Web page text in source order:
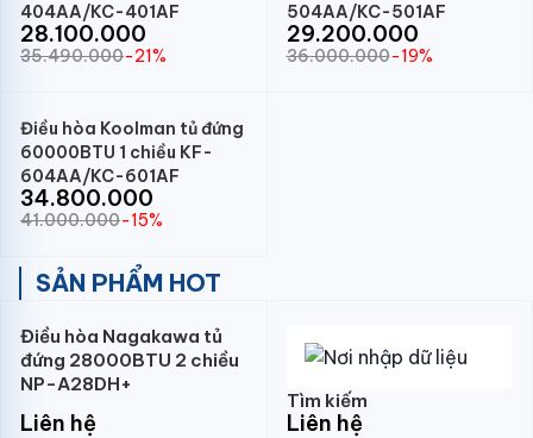
404AA/KC-401AF
28.100.000
35.490.000-21%
504AA/KC-501AF
29.200.000
36.000.000-19%
Điều hòa Koolman tủ đứng
60000BTU 1 chiều KF-
604AA/KC-601AF
34.800.000
41.000.000-15%
SẢN PHẨM HOT
Điều hòa Nagakawa tủ
đứng 28000BTU 2 chiều
NP-A28DH+
Liên hệ
Tìm kiếm
Liên hệ